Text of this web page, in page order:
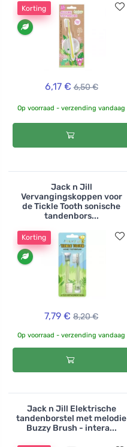
Korting
6,17 € 6,50 €
Op voorraad - verzending vandaag
Jack n Jill
Vervangingskoppen voor
de Tickle Tooth sonische
tandenbors...
Korting
7,79 € 8,20 €
Op voorraad - verzending vandaag
Jack n Jill Elektrische
tandenborstel met melodie
Buzzy Brush - intera...